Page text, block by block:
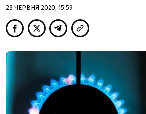
23 ЧЕРВНЯ 2020, 15:59